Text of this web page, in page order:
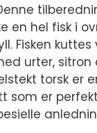
en hel fisk i
Fisken
urter, sitron
torsk er
som er